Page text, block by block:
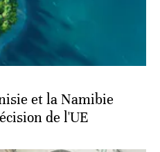
et la Namibie
de l'UE